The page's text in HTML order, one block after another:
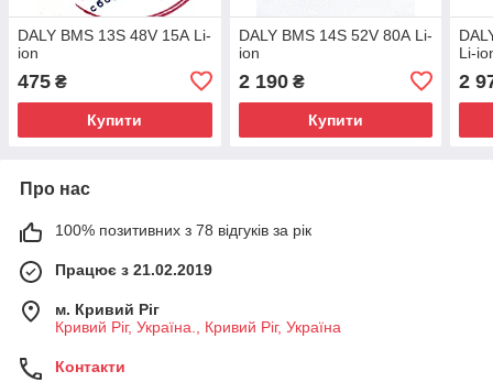
DALY BMS 13S 48V 15А Li-
ion
475 ₴
Купити
DALY BMS 14S 52V 80А Li-
ion
2 190₴
Купити
Li-
2
Про нас
100% позитивних з 78 відгуків за рік
Працює з 21.02.2019
м. Кривий Ріг
Кривий Ріг, Україна., Кривий Ріг, Україна
Контакти